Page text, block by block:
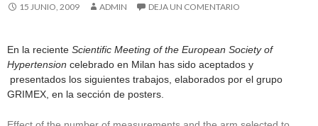
15 JUNIO, 2009 ADMIN DEJA UN COMENTARIO
En la reciente Scientific Meeting of the European Society of
Hypertension celebrado en Milan has sido aceptados y
presentados los siguientes trabajos, elaborados por el grupo
GRIMEX, en la sección de posters.